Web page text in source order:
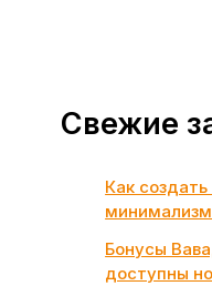
Свежие
Как
Бонусы
доступны